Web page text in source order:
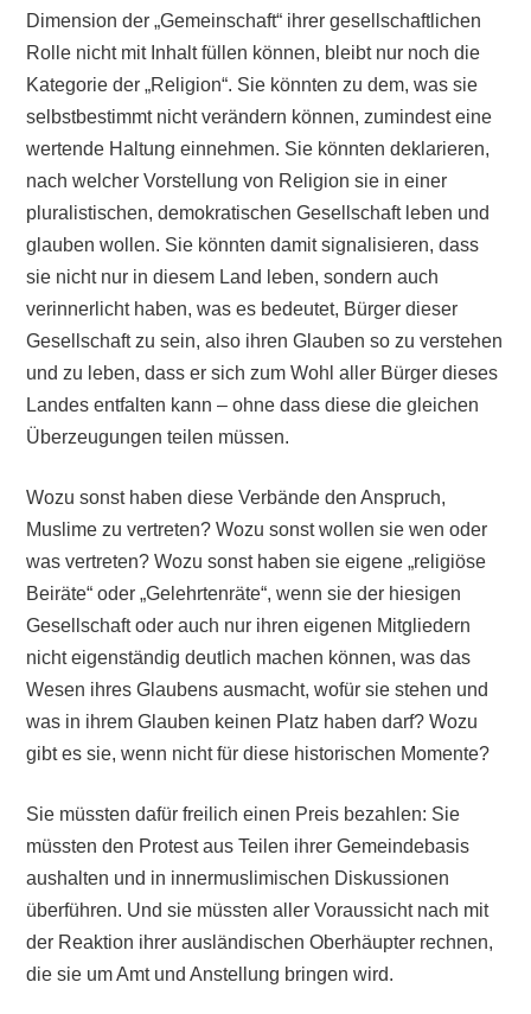
Dimension der „Gemeinschaft“ ihrer gesellschaftlichen
Rolle nicht mit Inhalt füllen können, bleibt nur noch die
Kategorie der „Religion“. Sie könnten zu dem, was sie
selbstbestimmt nicht verändern können, zumindest eine
wertende Haltung einnehmen. Sie könnten deklarieren,
nach welcher Vorstellung von Religion sie in einer
pluralistischen, demokratischen Gesellschaft leben und
glauben wollen. Sie könnten damit signalisieren, dass
sie nicht nur in diesem Land leben, sondern auch
verinnerlicht haben, was es bedeutet, Bürger dieser
Gesellschaft zu sein, also ihren Glauben so zu verstehen
und zu leben, dass er sich zum Wohl aller Bürger dieses
Landes entfalten kann – ohne dass diese die gleichen
Überzeugungen teilen müssen.
Wozu sonst haben diese Verbände den Anspruch,
Muslime zu vertreten? Wozu sonst wollen sie wen oder
was vertreten? Wozu sonst haben sie eigene „religiöse
Beiräte“ oder „Gelehrtenräte“, wenn sie der hiesigen
Gesellschaft oder auch nur ihren eigenen Mitgliedern
nicht eigenständig deutlich machen können, was das
Wesen ihres Glaubens ausmacht, wofür sie stehen und
was in ihrem Glauben keinen Platz haben darf? Wozu
gibt es sie, wenn nicht für diese historischen Momente?
Sie müssten dafür freilich einen Preis bezahlen: Sie
müssten den Protest aus Teilen ihrer Gemeindebasis
aushalten und in innermuslimischen Diskussionen
überführen. Und sie müssten aller Voraussicht nach mit
der Reaktion ihrer ausländischen Oberhäupter rechnen,
die sie um Amt und Anstellung bringen wird.